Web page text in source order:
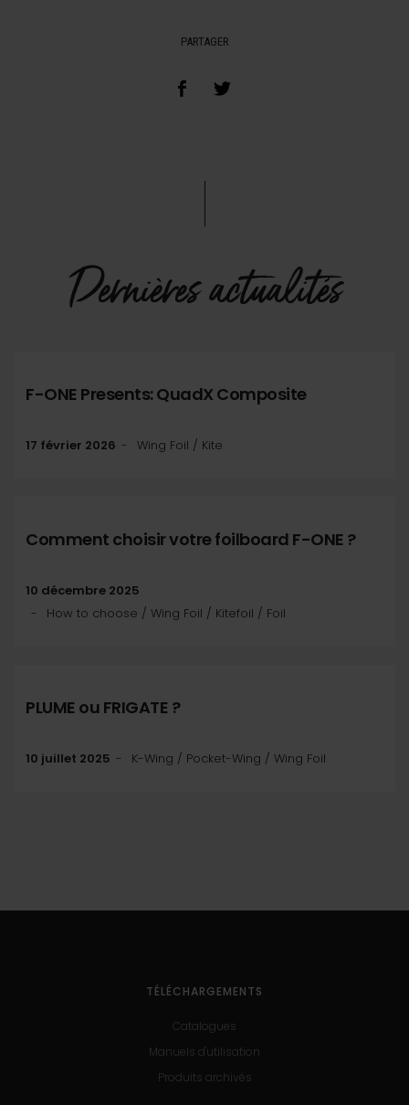
PARTAGER
Dernières actualités
F-ONE Presents: QuadX Composite
17 février 2026 Wing Foil / Kite
Comment choisir votre foilboard F-ONE ?
10 décembre 2025
How to choose / Wing Foil / Kitefoil / Foil
PLUME ou FRIGATE ?
10 juillet 2025 K-Wing / Pocket-Wing / Wing Foil
TÉLÉCHARGEMENTS
Catalogues
Manuels d'utilisation
Produits archivés